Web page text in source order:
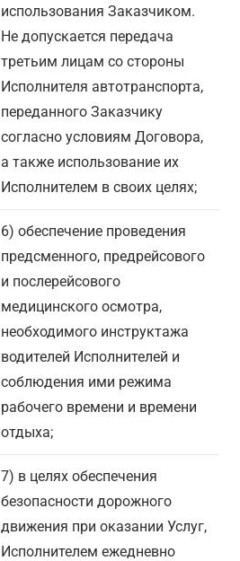
использования Заказчиком.
Не допускается передача
третьим лицам со стороны
Исполнителя автотранспорта,
переданного Заказчику
согласно условиям Договора,
а также использование их
Исполнителем в своих целях;
6) обеспечение проведения
предсменного, предрейсового
и послерейсового
медицинского осмотра,
необходимого инструктажа
водителей Исполнителей и
соблюдения ими режима
рабочего времени и времени
отдыха;
7) в целях обеспечения
безопасности дорожного
движения при оказании Услуг,
Исполнителем ежедневно